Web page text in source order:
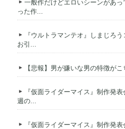
一般作だけどエロいシーンがあ
った作...
『ウルトラマンテオ』しまじろ
お引...
【悲報】男が嫌いな男の特徴が
『仮面ライダーマイス』制作発
週の...
『仮面ライダーマイス』制作発